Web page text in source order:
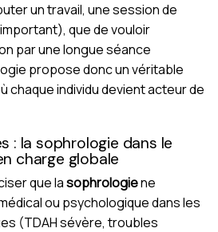
un travail, une session de
que de vouloir
par une longue séance
propose donc un véritable
chaque individu devient acteur de
: la sophrologie dans le
charge globale
que lasophrologiene
ou psychologique dans les
(TDAH sévère, troubles